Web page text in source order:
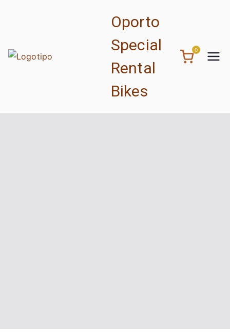
conteúdo
Oporto
Special
Rental
Bikes
0